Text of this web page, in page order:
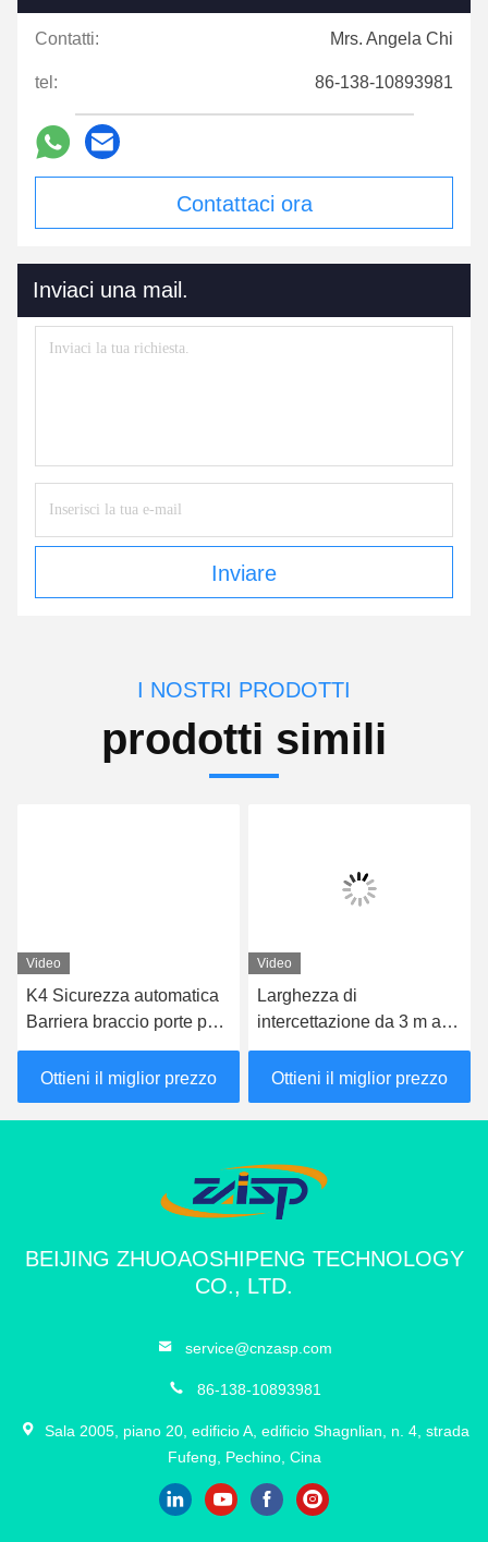
Contatti: Mrs. Angela Chi
tel: 86-138-10893981
Contattaci ora
Inviaci una mail.
Inviare
I NOSTRI PRODOTTI
prodotti simili
Video
K4 Sicurezza automatica
Barriera braccio porte per
il controllo degli accessi
Ottieni il miglior prezzo
Video
Larghezza di
intercettazione da 3 m a 8
m Barriere automatiche
per il veicolo
Ottieni il miglior prezzo
BEIJING ZHUOAOSHIPENG TECHNOLOGY
CO., LTD.
service@cnzasp.com
86-138-10893981
Sala 2005, piano 20, edificio A, edificio Shagnlian, n. 4, strada
Fufeng, Pechino, Cina